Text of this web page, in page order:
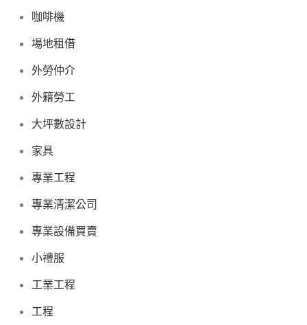
咖啡機
場地租借
外勞仲介
外籍勞工
大坪數設計
家具
專業工程
專業清潔公司
專業設備買賣
小禮服
工業工程
工程